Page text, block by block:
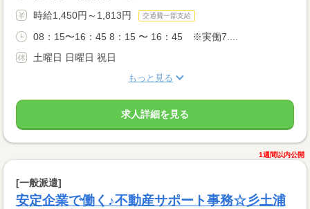
時給1,450円～1,813円 交通費一部支給
08：15〜16：45 8：15 〜 16：45 ※実働7....
土曜日 日曜日 祝日
もっと見る
求人詳細を見る
1週間以内公開
[一般派遣]
安定企業で働く♪不動産サポート事務☆彡土浦